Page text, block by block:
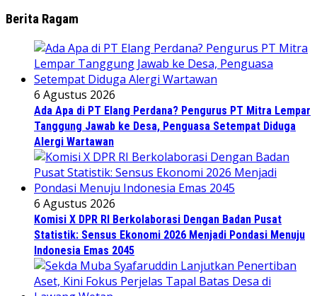
Berita Ragam
6 Agustus 2026
Ada Apa di PT Elang Perdana? Pengurus PT Mitra Lempar
Tanggung Jawab ke Desa, Penguasa Setempat Diduga
Alergi Wartawan
6 Agustus 2026
Komisi X DPR RI Berkolaborasi Dengan Badan Pusat
Statistik: Sensus Ekonomi 2026 Menjadi Pondasi Menuju
Indonesia Emas 2045